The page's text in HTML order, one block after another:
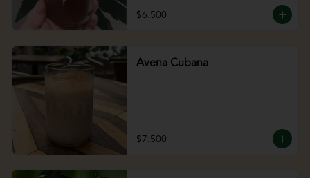
$6.500
Avena Cubana
$7.500